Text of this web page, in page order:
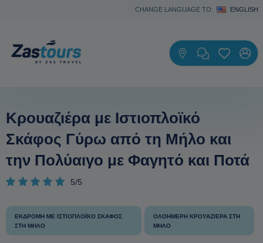
CHANGE LANGUAGE TO: ENGLISH
Κρουαζιέρα με Ιστιοπλοϊκό
Σκάφος Γύρω από τη Μήλο και
την Πολύαιγο με Φαγητό και Ποτά
5/5
ΕΚΔΡΟΜΉ ΜΕ ΙΣΤΙΟΠΛΟΪΚΌ ΣΚΆΦΟΣ
ΣΤΗ ΜΉΛΟ
ΟΛΟΉΜΕΡΗ ΚΡΟΥΑΖΙΈΡΑ ΣΤΗ
ΜΉΛΟ